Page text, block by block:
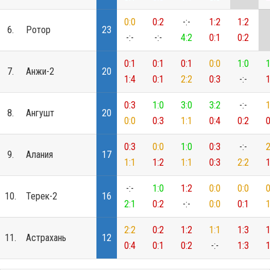
6. Ротор 23
0:0
-:-
0:2
-:-
-:-
4:2
1:2
0:1
1:2
0:2
7. Анжи-2 20
0:1
1:4
0:1
0:1
0:1
2:2
0:0
0:3
1:0
-:-
8. Ангушт 20
0:3
0:0
1:0
0:3
3:0
1:1
3:2
0:4
-:-
0:2
9. Алания 17
0:3
1:1
0:0
1:2
1:0
1:1
0:3
0:3
-:-
2:2
10. Терек-2 16
-:-
2:1
1:0
0:2
1:2
-:-
0:0
0:0
0:0
0:1
11. Астрахань 12
2:2
0:4
0:2
0:1
1:2
0:2
1:1
-:-
1:3
1:3